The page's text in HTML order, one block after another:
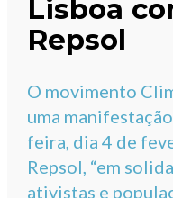
Lisboa
Repsol
O movimento
uma
feira, dia 4 de
Repsol, “em
ativistas e